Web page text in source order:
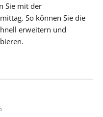
Sie mit der
So können Sie die
erweitern und